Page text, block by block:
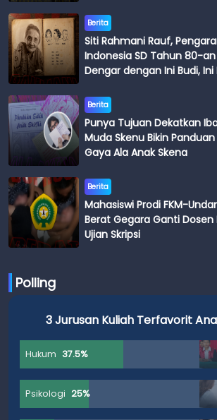
Berita
Siti Rahmani Rauf,
Indonesia SD Tahun 80-
Dengar dengan Ini Budi, Ini
Berita
Punya Tujuan Dekatkan
Muda Skenu Bikin
Gaya Ala Anak Skena
Berita
Mahasiswi Prodi FKM-
Berat Gegara Ganti
Ujian Skripsi
Polling
3 Jurusan Kuliah Terfavorit
Hukum 37.5%
Psikologi 25%